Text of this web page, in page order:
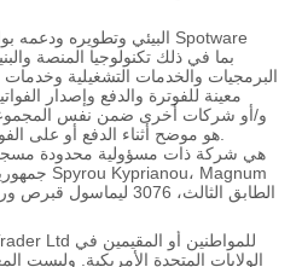
البرمجيات والخدمات التشغيلية
معينة للفوترة والدفع وإصدار
هو موضح أثناء الدفع أو على
الولايات المتحدة الأمريكية. وليست